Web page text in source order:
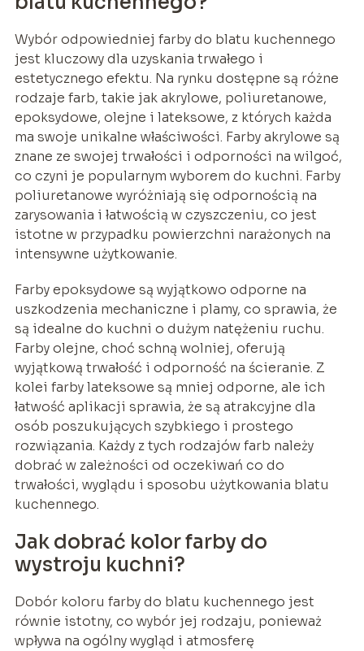
Wybór odpowiedniej farby do blatu kuchennego
jest kluczowy dla uzyskania trwałego i
estetycznego efektu. Na rynku dostępne są różne
rodzaje farb, takie jak akrylowe, poliuretanowe,
epoksydowe, olejne i lateksowe, z których każda
ma swoje unikalne właściwości. Farby akrylowe są
znane ze swojej trwałości i odporności na wilgoć,
co czyni je popularnym wyborem do kuchni. Farby
poliuretanowe wyróżniają się odpornością na
zarysowania i łatwością w czyszczeniu, co jest
istotne w przypadku powierzchni narażonych na
intensywne użytkowanie.
Farby epoksydowe są wyjątkowo odporne na
uszkodzenia mechaniczne i plamy, co sprawia, że
są idealne do kuchni o dużym natężeniu ruchu.
Farby olejne, choć schną wolniej, oferują
wyjątkową trwałość i odporność na ścieranie. Z
kolei farby lateksowe są mniej odporne, ale ich
łatwość aplikacji sprawia, że są atrakcyjne dla
osób poszukujących szybkiego i prostego
rozwiązania. Każdy z tych rodzajów farb należy
dobrać w zależności od oczekiwań co do
trwałości, wyglądu i sposobu użytkowania blatu
kuchennego.
Jak dobrać kolor farby do
wystroju kuchni?
Dobór koloru farby do blatu kuchennego jest
równie istotny, co wybór jej rodzaju, ponieważ
wpływa na ogólny wygląd i atmosferę